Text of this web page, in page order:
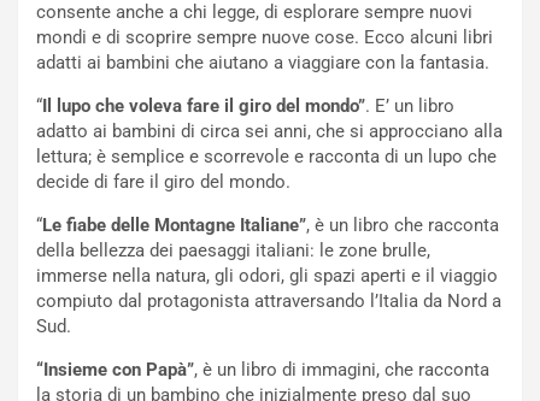
consente anche a chi legge, di esplorare sempre nuovi
mondi e di scoprire sempre nuove cose. Ecco alcuni libri
adatti ai bambini che aiutano a viaggiare con la fantasia.
“Il lupo che voleva fare il giro del mondo”. E’ un libro
adatto ai bambini di circa sei anni, che si approcciano alla
lettura; è semplice e scorrevole e racconta di un lupo che
decide di fare il giro del mondo.
“Le fiabe delle Montagne Italiane”, è un libro che racconta
della bellezza dei paesaggi italiani: le zone brulle,
immerse nella natura, gli odori, gli spazi aperti e il viaggio
compiuto dal protagonista attraversando l’Italia da Nord a
Sud.
“Insieme con Papà”, è un libro di immagini, che racconta
la storia di un bambino che inizialmente preso dal suo